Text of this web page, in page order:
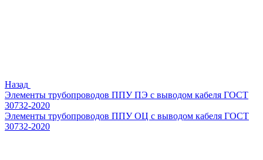
Назад
Элементы трубопроводов ППУ ПЭ с выводом кабеля ГОСТ
30732-2020
Элементы трубопроводов ППУ ОЦ с выводом кабеля ГОСТ
30732-2020